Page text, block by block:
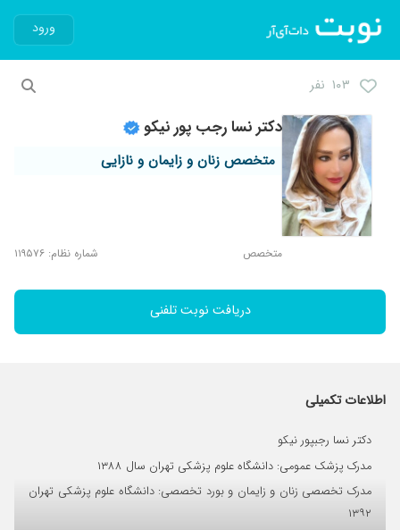
ورود
۱۰۳ نفر
دکتر نسا رجب پور نیکو
متخصص زنان و زایمان و نازایی
متخصص شماره نظام: ۱۱۹۵۷۶
دریافت نوبت تلفنی
اطلاعات تکمیلی
دکتر نسا رجبپور نیکو
مدرک پزشک عمومی: دانشگاه علوم پزشکی تهران سال ۱۳۸۸
مدرک تخصصی زنان و زایمان و بورد تخصصی: دانشگاه علوم پزشکی تهران
۱۳۹۲